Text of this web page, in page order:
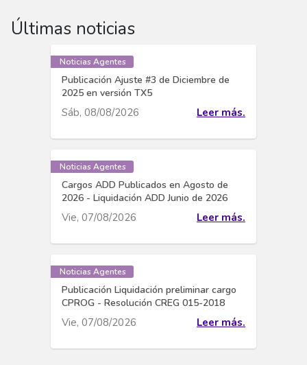
Últimas noticias
Noticias Agentes
Publicación Ajuste #3 de Diciembre de
2025 en versión TX5
Sáb, 08/08/2026 Leer más.
Noticias Agentes
Cargos ADD Publicados en Agosto de
2026 - Liquidación ADD Junio de 2026
Vie, 07/08/2026 Leer más.
Noticias Agentes
Publicación Liquidación preliminar cargo
CPROG - Resolución CREG 015-2018
Vie, 07/08/2026 Leer más.